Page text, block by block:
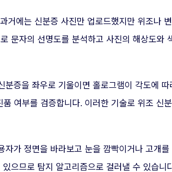
거에는 신분증 사진만 업로드했지만 위조나
문자의 선명도를 분석하고 사진의 해상도와
증을 좌우로 기울이면 홀로그램이 각도에
여부를 검증합니다. 이러한 기술로 위조 신
가 정면을 바라보고 눈을 깜빡이거나 고개
으므로 탐지 알고리즘으로 걸러낼 수 있습